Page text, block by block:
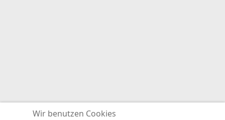
FACEBOOK EMAIL
INSTAGRAM
Wir benutzen Cookies